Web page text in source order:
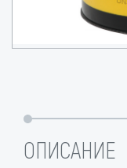
ОПИСАНИЕ